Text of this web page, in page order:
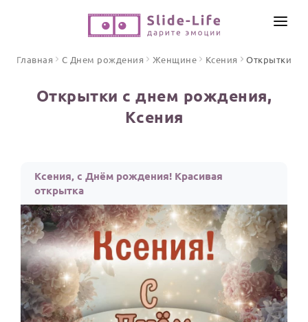
Открытки
Стихи и тексты
ПРАЗДНИКИ
С Днем рождения
Юбилей
Свадьба
ИНСТРУМЕНТЫ
ОТЗЫВЫ
Главная С Днем рождения Женщине Ксения Открытки
Открытки с днем рождения,
Ксения
Ксения, с Днём рождения! Красивая
открытка